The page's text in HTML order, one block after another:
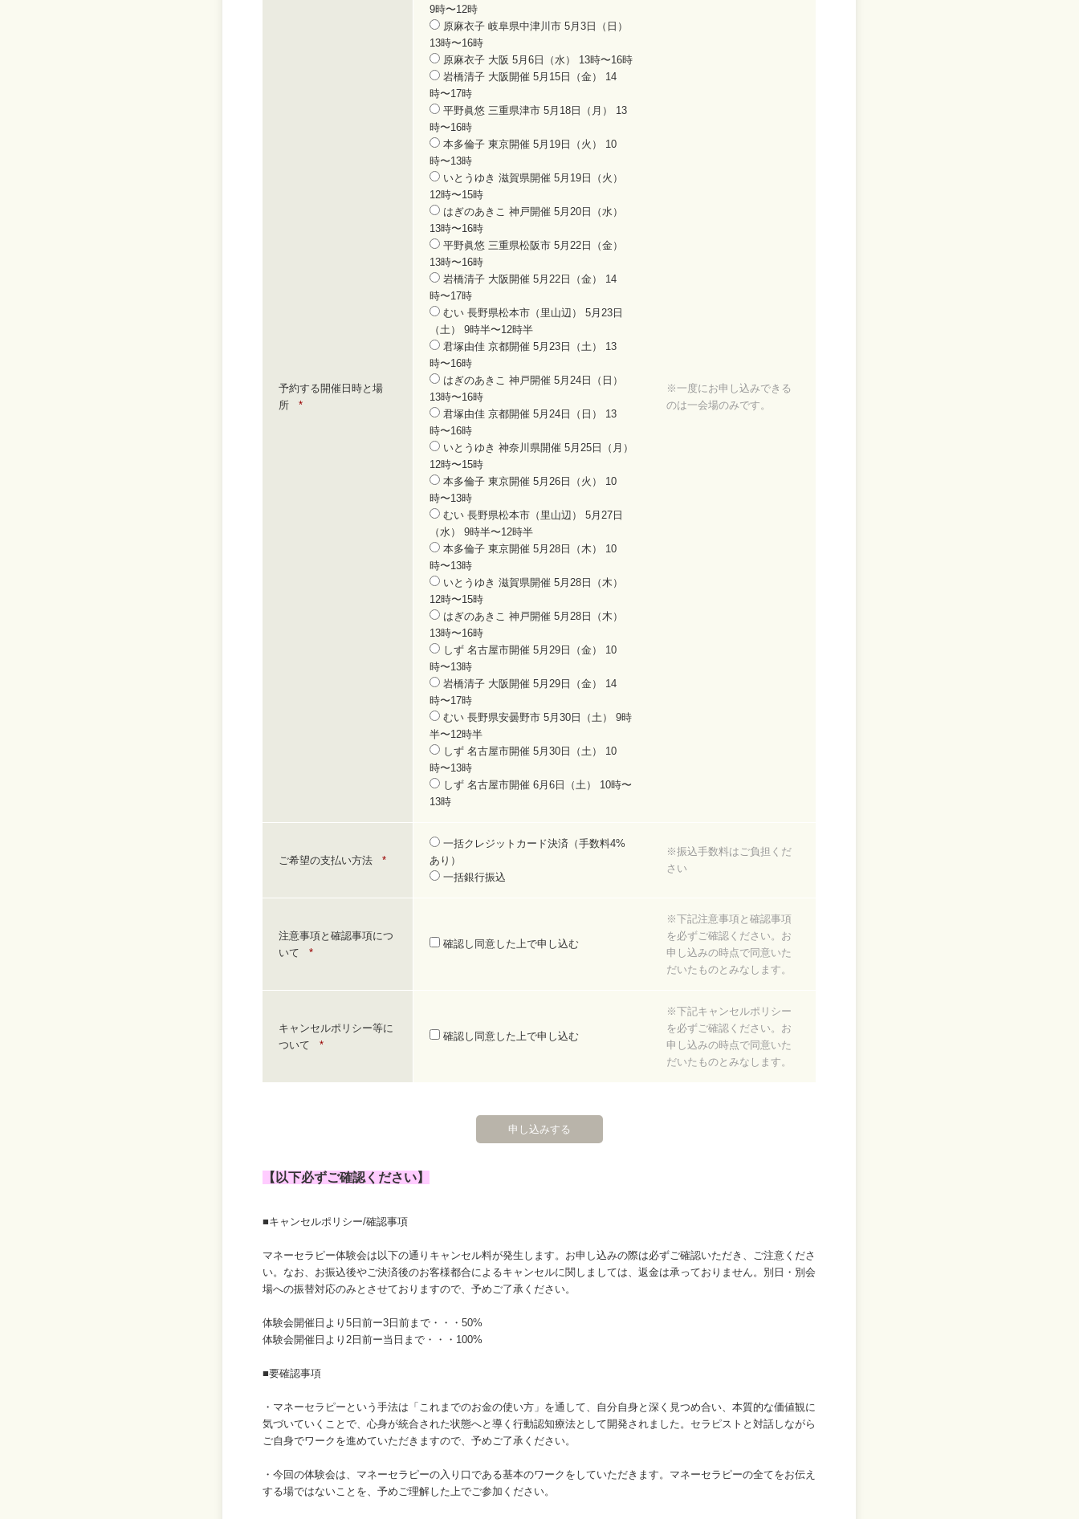
予約する開催日時と場
所
*
9時〜12時
原麻衣子 岐阜県中津川市 5月3日（日）
13時〜16時
原麻衣子 大阪 5月6日（水） 13時〜16時
岩橋清子 大阪開催 5月15日（金） 14
時〜17時
平野眞悠 三重県津市 5月18日（月） 13
時〜16時
本多倫子 東京開催 5月19日（火） 10
時〜13時
いとうゆき 滋賀県開催 5月19日（火）
12時〜15時
はぎのあきこ 神戸開催 5月20日（水）
13時〜16時
平野眞悠 三重県松阪市 5月22日（金）
13時〜16時
岩橋清子 大阪開催 5月22日（金） 14
時〜17時
むい 長野県松本市（里山辺） 5月23日
（土） 9時半〜12時半
君塚由佳 京都開催 5月23日（土） 13
時〜16時
はぎのあきこ 神戸開催 5月24日（日）
13時〜16時
君塚由佳 京都開催 5月24日（日） 13
時〜16時
いとうゆき 神奈川県開催 5月25日（月）
12時〜15時
本多倫子 東京開催 5月26日（火） 10
時〜13時
むい 長野県松本市（里山辺） 5月27日
（水） 9時半〜12時半
本多倫子 東京開催 5月28日（木） 10
時〜13時
いとうゆき 滋賀県開催 5月28日（木）
12時〜15時
はぎのあきこ 神戸開催 5月28日（木）
13時〜16時
しず 名古屋市開催 5月29日（金） 10
時〜13時
岩橋清子 大阪開催 5月29日（金） 14
時〜17時
むい 長野県安曇野市 5月30日（土） 9時
半〜12時半
しず 名古屋市開催 5月30日（土） 10
時〜13時
しず 名古屋市開催 6月6日（土） 10時〜
13時
※一度にお申し込みできる
のは一会場のみです。
ご希望の支払い方法 *
一括クレジットカード決済（手数料4%
あり）
一括銀行振込
※振込手数料はご負担くだ
さい
注意事項と確認事項につ
いて
*
確認し同意した上で申し込む
※下記注意事項と確認事項
を必ずご確認ください。お
申し込みの時点で同意いた
だいたものとみなします。
キャンセルポリシー等に
ついて
*
確認し同意した上で申し込む
※下記キャンセルポリシー
を必ずご確認ください。お
申し込みの時点で同意いた
だいたものとみなします。
【以下必ずご確認ください】
■キャンセルポリシー/確認事項
マネーセラピー体験会は以下の通りキャンセル料が発生します。お申し込みの際は必ずご確認いただき、ご注意くださ
い。なお、お振込後やご決済後のお客様都合によるキャンセルに関しましては、返金は承っておりません。別日・別会
場への振替対応のみとさせておりますので、予めご了承ください。
体験会開催日より5日前ー3日前まで・・・50%
体験会開催日より2日前ー当日まで・・・100%
■要確認事項
・マネーセラピーという手法は「これまでのお金の使い方」を通して、自分自身と深く見つめ合い、本質的な価値観に
気づいていくことで、心身が統合された状態へと導く行動認知療法として開発されました。セラピストと対話しながら
ご自身でワークを進めていただきますので、予めご了承ください。
・今回の体験会は、マネーセラピーの入り口である基本のワークをしていただきます。マネーセラピーの全てをお伝え
する場ではないことを、予めご理解した上でご参加ください。